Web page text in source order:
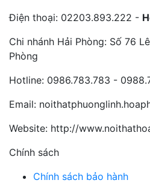
Điện thoại: 02203.893.222 -
Chi nhánh Hải Phòng: Số 76
Phòng
Hotline: 0986.783.783 -
Email:
Website: http://
Chính sách
Chính sách bảo hành